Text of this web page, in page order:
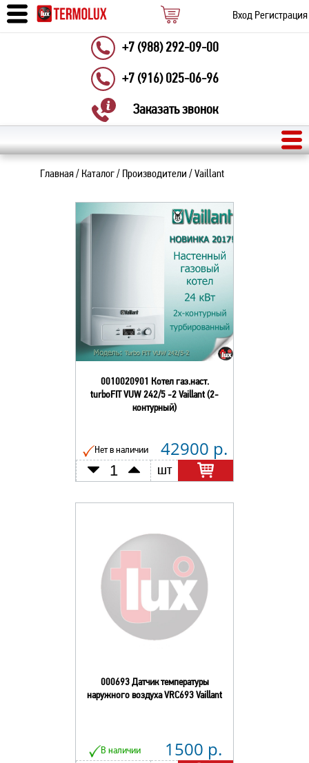
Вход Регистрация
+7 (988) 292-09-00
+7 (916) 025-06-96
Заказать звонок
Главная/ Каталог/ Производители / Vaillant
0010020901 Котел газ.наст.
turboFIT VUW 242/5 -2 Vaillant (2-
контурный)
Нет в наличии 42900 р.
шт
000693 Датчик температуры
наружного воздуха VRC693 Vaillant
В наличии 1500 р.